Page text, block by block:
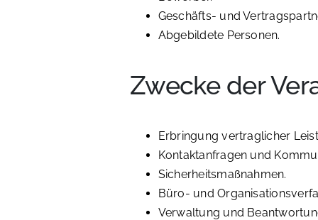
Geschäfts- und
Abgebildete Personen.
Zwecke der
Erbringung vertraglicher
Kontaktanfragen und
Sicherheitsmaßnahmen.
Büro- und
Verwaltung und